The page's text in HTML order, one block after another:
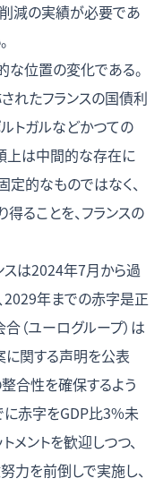
減の実績が必要であ
位置の変化である。
れたフランスの国債利
トガルなどかつての
上は中間的な存在に
定的なものではなく、
ることを、フランスの
スは2024年7月から過
2029年までの赤字是正
（ユーログループ）は
関する声明を公表
合性を確保するよう
に赤字をGDP比3%未
ントを歓迎しつつ、
を前倒しで実施し、